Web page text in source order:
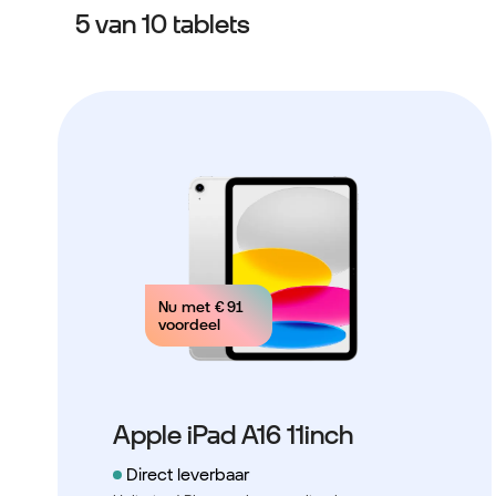
5 van 10 tablets
Nu met € 91
voordeel
Apple iPad A16 11inch
Direct leverbaar